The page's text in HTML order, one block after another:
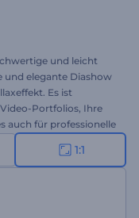
und leicht
und elegante Diashow
Es ist
Portfolios, Ihre
auch für professionelle
verwenden.
Ihren Text, fügen
1:1